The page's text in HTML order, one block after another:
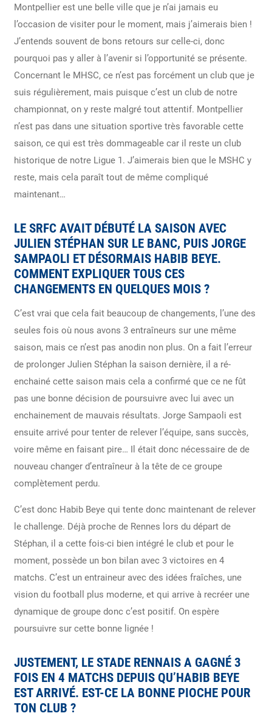
Montpellier est une belle ville que je n’ai jamais eu
l’occasion de visiter pour le moment, mais j’aimerais bien !
J’entends souvent de bons retours sur celle-ci, donc
pourquoi pas y aller à l’avenir si l’opportunité se présente.
Concernant le MHSC, ce n’est pas forcément un club que je
suis régulièrement, mais puisque c’est un club de notre
championnat, on y reste malgré tout attentif. Montpellier
n’est pas dans une situation sportive très favorable cette
saison, ce qui est très dommageable car il reste un club
historique de notre Ligue 1. J’aimerais bien que le MSHC y
reste, mais cela paraît tout de même compliqué
maintenant…
LE SRFC AVAIT DÉBUTÉ LA SAISON AVEC
JULIEN STÉPHAN SUR LE BANC, PUIS JORGE
SAMPAOLI ET DÉSORMAIS HABIB BEYE.
COMMENT EXPLIQUER TOUS CES
CHANGEMENTS EN QUELQUES MOIS ?
C’est vrai que cela fait beaucoup de changements, l’une des
seules fois où nous avons 3 entraîneurs sur une même
saison, mais ce n’est pas anodin non plus. On a fait l’erreur
de prolonger Julien Stéphan la saison dernière, il a ré-
enchainé cette saison mais cela a confirmé que ce ne fût
pas une bonne décision de poursuivre avec lui avec un
enchainement de mauvais résultats. Jorge Sampaoli est
ensuite arrivé pour tenter de relever l’équipe, sans succès,
voire même en faisant pire… Il était donc nécessaire de de
nouveau changer d’entraîneur à la tête de ce groupe
complètement perdu.
C’est donc Habib Beye qui tente donc maintenant de relever
le challenge. Déjà proche de Rennes lors du départ de
Stéphan, il a cette fois-ci bien intégré le club et pour le
moment, possède un bon bilan avec 3 victoires en 4
matchs. C’est un entraineur avec des idées fraîches, une
vision du football plus moderne, et qui arrive à recréer une
dynamique de groupe donc c’est positif. On espère
poursuivre sur cette bonne lignée !
JUSTEMENT, LE STADE RENNAIS A GAGNÉ 3
FOIS EN 4 MATCHS DEPUIS QU’HABIB BEYE
EST ARRIVÉ. EST-CE LA BONNE PIOCHE POUR
TON CLUB ?